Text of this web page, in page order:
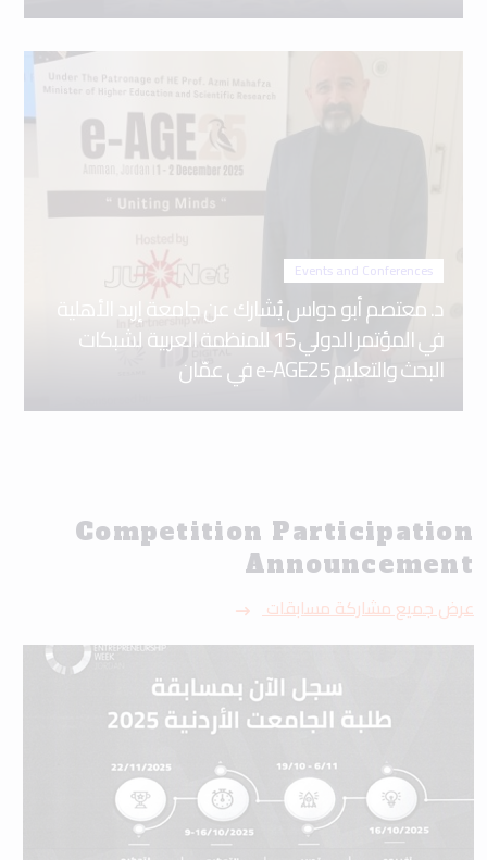
Events and Conferences
د. معتصم أبو دواس يُشارك عن جامعة إربد الأهلية
في المؤتمر الدولي 15 للمنظمة العربية لشبكات
البحث والتعليم e-AGE25 في عمّان
Competition Participation
Announcement
عرض جميع مشاركة مسابقات